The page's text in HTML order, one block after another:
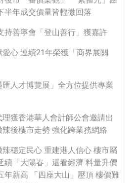
半年成交價量皆輕微回落
持善寧會「登山善行」獲嘉許
心 連續21年榮獲「商界展關
人才博覽展」全方位提供專業
獲香港華人會計師公會邀請出
辣後樓市走勢 強化跨業務網絡
穩定民心 重建港人信心 樓市屬
續「大陽春」還看經濟 料量升價
年新高 「四座大山」壓頂 樓價難